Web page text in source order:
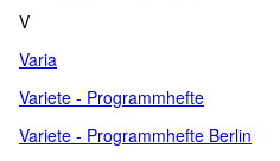
V
Varia
Variete - Programmhefte
Variete - Programmhefte Berlin